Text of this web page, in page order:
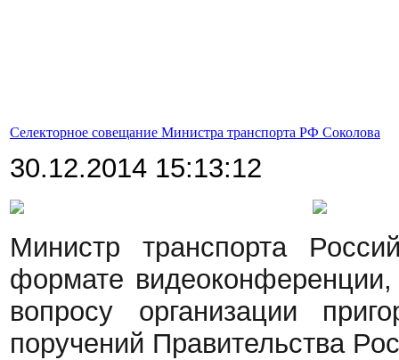
Селекторное совещание Министра транспорта РФ Соколова
30.12.2014 15:13:12
Министр транспорта
формате
вопросу организации
поручений Правительства